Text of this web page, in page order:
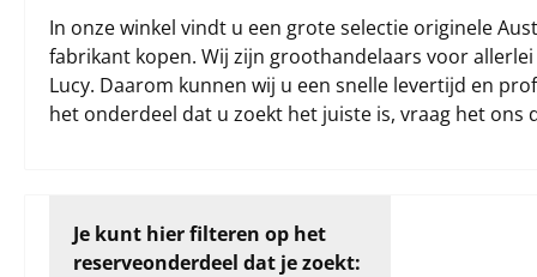
In onze winkel vindt u een grote selectie originele
fabrikant kopen. Wij zijn groothandelaars voor
Lucy. Daarom kunnen wij u een snelle levertijd en
het onderdeel dat u zoekt het juiste is, vraag het ons
Je kunt hier filteren op het
reserveonderdeel dat je zoekt: